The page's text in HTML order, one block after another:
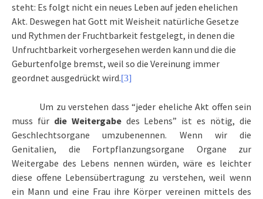
steht: Es folgt nicht ein neues Leben auf jeden ehelichen
Akt. Deswegen hat Gott mit Weisheit natürliche Gesetze
und Rythmen der Fruchtbarkeit festgelegt, in denen die
Unfruchtbarkeit vorhergesehen werden kann und die die
Geburtenfolge bremst, weil so die Vereinung immer
geordnet ausgedrückt wird.[3]
Um zu verstehen dass “jeder eheliche Akt offen sein
muss für die Weitergabe des Lebens” ist es nötig, die
Geschlechtsorgane umzubenennen. Wenn wir die
Genitalien, die Fortpflanzungsorgane Organe zur
Weitergabe des Lebens nennen würden, wäre es leichter
diese offene Lebensübertragung zu verstehen, weil wenn
ein Mann und eine Frau ihre Körper vereinen mittels des